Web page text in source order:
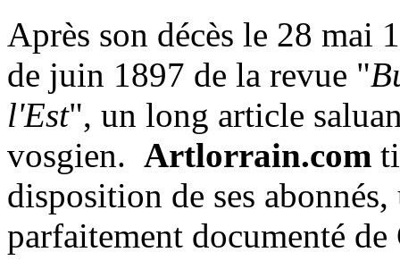
Après son décès le 28 mai
de juin 1897 de la revue "
l'Est", un long article
vosgien. Artlorrain.com
disposition de ses
parfaitement documenté